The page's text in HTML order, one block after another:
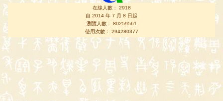
在線人數： 2918
自 2014 年 7 月 8 日起
瀏覽人數： 80259561
使用次數： 294280377